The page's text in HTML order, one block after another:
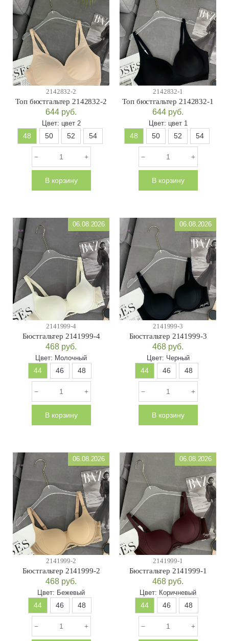
2142832-2
Топ бюстгальтер 2142832-2
644 руб.
Цвет: цвет 2
48 50 52 54
В корзину
2142832-1
Топ бюстгальтер 2142832-1
644 руб.
Цвет: цвет 1
48 50 52 54
В корзину
06.08.2026
2141999-4
Бюстгальтер 2141999-4
468 руб.
Цвет: Молочный
44 46 48
В корзину
06.08.2026
2141999-3
Бюстгальтер 2141999-3
468 руб.
Цвет: Черный
44 46 48
В корзину
06.08.2026
2141999-2
Бюстгальтер 2141999-2
468 руб.
Цвет: Бежевый
44 46 48
06.08.2026
2141999-1
Бюстгальтер 2141999-1
468 руб.
Цвет: Коричневый
44 46 48